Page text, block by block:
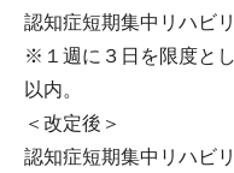
認知症短期集中リハビ
※１週に３日を限度と
以内。
＜改定後＞
認知症短期集中リハビ